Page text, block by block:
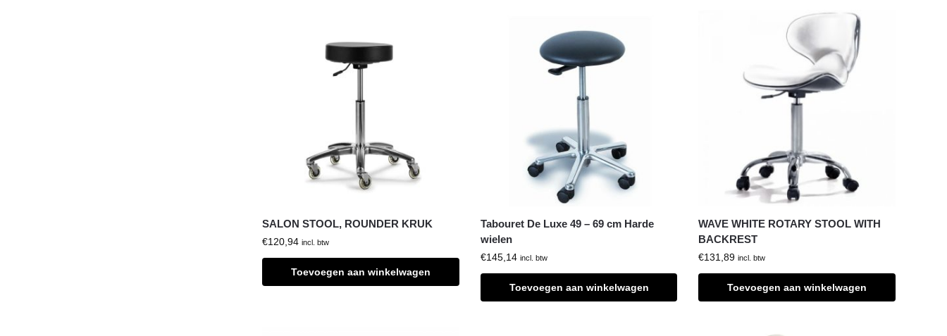
SALON STOOL, ROUNDER KRUK
€120,94 incl. btw
Toevoegen aan winkelwagen
Tabouret De Luxe 49 – 69 cm Harde
wielen
€145,14 incl. btw
Toevoegen aan winkelwagen
WAVE WHITE ROTARY STOOL WITH
BACKREST
€131,89 incl. btw
Toevoegen aan winkelwagen